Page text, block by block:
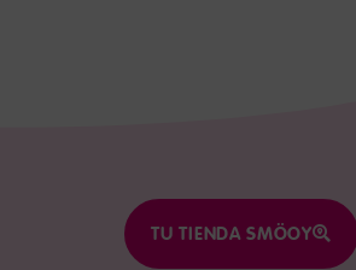
TU TIENDA SMÖOY